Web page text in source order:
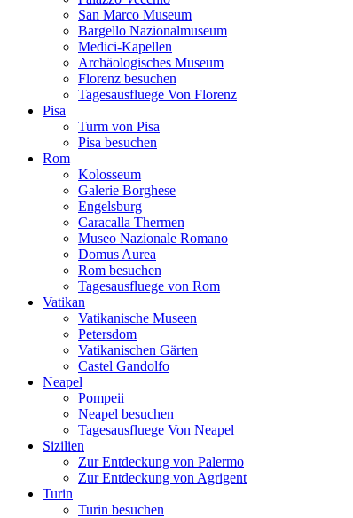
San Marco Museum
Bargello Nazionalmuseum
Medici-Kapellen
Archäologisches Museum
Florenz besuchen
Tagesausfluege Von Florenz
Pisa
Turm von Pisa
Pisa besuchen
Rom
Kolosseum
Galerie Borghese
Engelsburg
Caracalla Thermen
Museo Nazionale Romano
Domus Aurea
Rom besuchen
Tagesausfluege von Rom
Vatikan
Vatikanische Museen
Petersdom
Vatikanischen Gärten
Castel Gandolfo
Neapel
Pompeii
Neapel besuchen
Tagesausfluege Von Neapel
Sizilien
Zur Entdeckung von Palermo
Zur Entdeckung von Agrigent
Turin
Turin besuchen